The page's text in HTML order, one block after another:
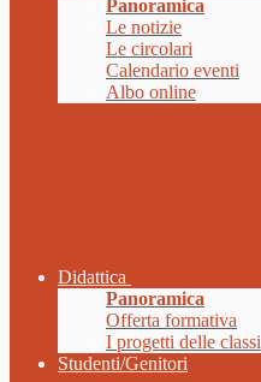
Panoramica
Le notizie
Le circolari
Calendario eventi
Albo online
Didattica
Panoramica
Offerta formativa
I progetti delle classi
Studenti/Genitori